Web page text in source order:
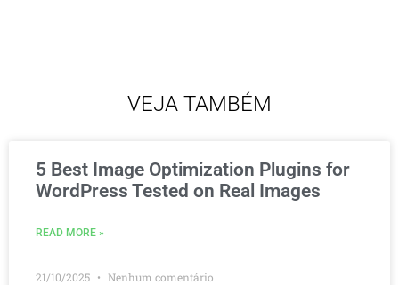
VEJA TAMBÉM
5 Best Image Optimization Plugins for
WordPress Tested on Real Images
READ MORE »
21/10/2025 Nenhum comentário